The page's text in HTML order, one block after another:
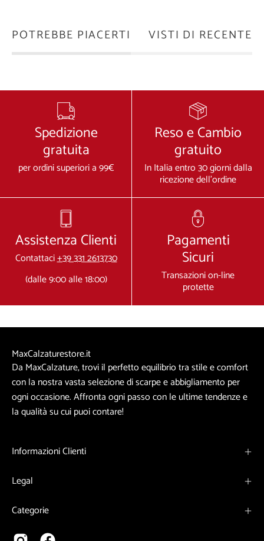
POTREBBE PIACERTI VISTI DI RECENTE
Spedizione
gratuita
per ordini superiori a 99€
Reso e Cambio
gratuito
In Italia entro 30 giorni dalla
ricezione dell'ordine
Assistenza Clienti
Contattaci+39 331 2613730
(dalle 9:00 alle 18:00)
Pagamenti
Sicuri
Transazioni on-line
protette
MaxCalzaturestore.it
Da MaxCalzature, trovi il perfetto equilibrio tra stile e comfort
con la nostra vasta selezione di scarpe e abbigliamento per
ogni occasione. Affronta ogni passo con le ultime tendenze e
la qualità su cui puoi contare!
Informazioni Clienti
Legal
Categorie